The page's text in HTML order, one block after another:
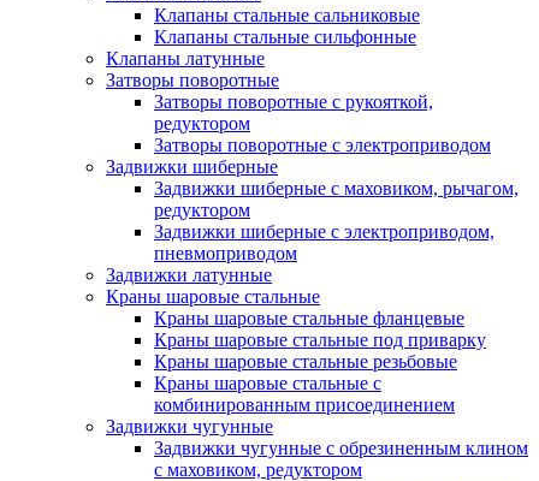
Клапаны стальные сальниковые
Клапаны стальные сильфонные
Клапаны латунные
Затворы поворотные
Затворы поворотные с рукояткой,
редуктором
Затворы поворотные с электроприводом
Задвижки шиберные
Задвижки шиберные с маховиком, рычагом,
редуктором
Задвижки шиберные с электроприводом,
пневмоприводом
Задвижки латунные
Краны шаровые стальные
Краны шаровые стальные фланцевые
Краны шаровые стальные под приварку
Краны шаровые стальные резьбовые
Краны шаровые стальные с
комбинированным присоединением
Задвижки чугунные
Задвижки чугунные с обрезиненным клином
с маховиком, редуктором